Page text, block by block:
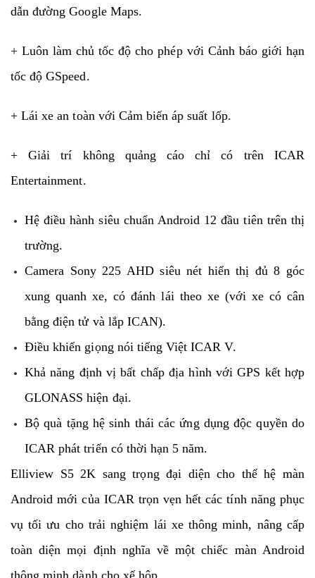
dẫn đường Google Maps.
+ Luôn làm chủ tốc độ cho phép với Cảnh báo giới hạn
tốc độ GSpeed.
+ Lái xe an toàn với Cảm biến áp suất lốp.
+ Giải trí không quảng cáo chỉ có trên ICAR
Entertainment.
Hệ điều hành siêu chuẩn Android 12 đầu tiên trên thị
trường.
Camera Sony 225 AHD siêu nét hiển thị đủ 8 góc
xung quanh xe, có đánh lái theo xe (với xe có cân
bằng điện tử và lắp ICAN).
Điều khiển giọng nói tiếng Việt ICAR V.
Khả năng định vị bất chấp địa hình với GPS kết hợp
GLONASS hiện đại.
Bộ quà tặng hệ sinh thái các ứng dụng độc quyền do
ICAR phát triển có thời hạn 5 năm.
Elliview S5 2K sang trọng đại diện cho thế hệ màn
Android mới của ICAR trọn vẹn hết các tính năng phục
vụ tối ưu cho trải nghiệm lái xe thông minh, nâng cấp
toàn diện mọi định nghĩa về một chiếc màn Android
thông minh dành cho xế hộp.